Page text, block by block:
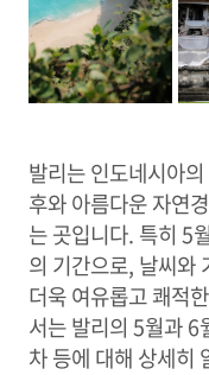
발리는 인도네시아
후와 아름다운 자연
는 곳입니다. 특히 5
의 기간으로, 날씨와
더욱 여유롭고 쾌적
서는 발리의 5월과 6
차 등에 대해 상세히